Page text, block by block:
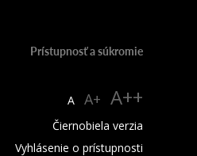
Prístupnosť a súkromie
A A+ A++
Čiernobiela verzia
Vyhlásenie o prístupnosti